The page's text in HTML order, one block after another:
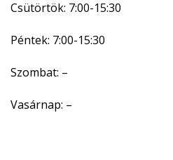
Csütörtök: 7:00-15:30
Péntek: 7:00-15:30
Szombat: –
Vasárnap: –